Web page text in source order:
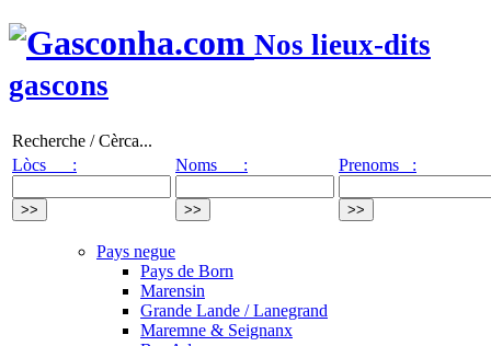
Nos lieux-dits
gascons
Recherche / Cèrca...
Lòcs :
Noms : Prenoms :
Pays negue
Pays de Born
Marensin
Grande Lande / Lanegrand
Maremne & Seignanx